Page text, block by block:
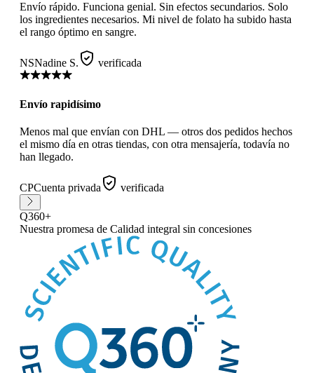
Envío rápido. Funciona genial. Sin efectos secundarios. Solo
los ingredientes necesarios. Mi nivel de folato ha subido hasta
el rango óptimo en sangre.
NSNadine S. verificada
Envío rapidísimo
Menos mal que envían con DHL — otros dos pedidos hechos
el mismo día en otras tiendas, con otra mensajería, todavía no
han llegado.
CPCuenta privada verificada
Q360+
Nuestra promesa de Calidad integral sin concesiones